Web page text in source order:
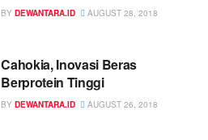
BY DEWANTARA.ID AUGUST 28, 2018
Cahokia, Inovasi Beras
Berprotein Tinggi
BY DEWANTARA.ID AUGUST 26, 2018